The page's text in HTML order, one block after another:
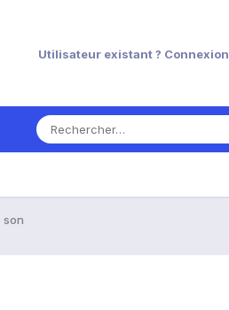
Utilisateur existant ? Connexion
son